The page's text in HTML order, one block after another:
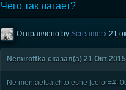
Чего так лагает?
Отправлено byScreamerx 21
Nеmiroffka сказал(а) 21 Окт
Ne menjaetsa,chto eshe